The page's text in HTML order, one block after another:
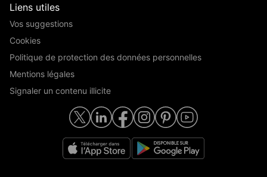
Liens utiles
Vos suggestions
Cookies
Politique de protection des données personnelles
Mentions légales
Signaler un contenu illicite